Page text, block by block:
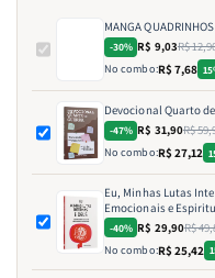
MANGA
-30% R$ 9,03R$
No combo:R$ 7,68
Devocional Quarto
-47% R$ 31,90R$
No combo:R$ 27,12
Eu, Minhas Lutas
Emocionais e
-40% R$ 29,90R$
No combo:R$ 25,42